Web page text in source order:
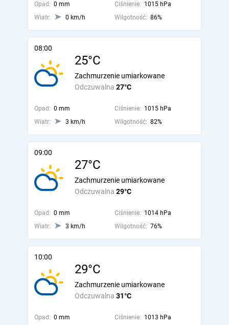
Opad: 0 mm Ciśnienie: 1015 hPa
Wiatr:
0 km/h Wilgotność: 86%
08:00
25°C
Odczuwalna 27°C
Zachmurzenie umiarkowane
Opad: 0 mm Ciśnienie: 1015 hPa
Wiatr:
3 km/h Wilgotność: 82%
09:00
27°C
Odczuwalna 29°C
Zachmurzenie umiarkowane
Opad: 0 mm Ciśnienie: 1014 hPa
Wiatr:
3 km/h Wilgotność: 76%
10:00
29°C
Odczuwalna 31°C
Zachmurzenie umiarkowane
Opad: 0 mm Ciśnienie: 1013 hPa